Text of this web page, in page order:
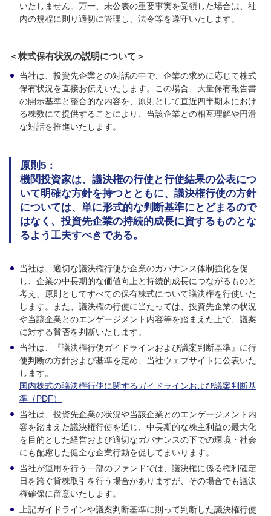
いたしません。万一、未公表の重要事実を受領した場合は、社
内の規程に則り適切に管理し、法令等を遵守いたします。
＜株式保有状況の説明について＞
当社は、投資先企業との対話の中で、企業の求めに応じて株式
保有状況を直接お伝えいたします。この場合、大量保有報告書
の開示基準と整合的な内容を、原則として直近四半期末におけ
る株数にて提供することにより、当該企業との相互理解や円滑
な対話を推進いたします。
原則5：
機関投資家は、議決権の行使と行使結果の公表につ
いて明確な方針を持つとともに、議決権行使の方針
については、単に形式的な判断基準にとどまるので
はなく、投資先企業の持続的成長に資するものとな
るよう工夫すべきである。
当社は、適切な議決権行使が企業のガバナンス体制強化を促
し、企業の中長期的な価値向上と持続的成長につながるものと
考え、原則としてすべての保有株式について議決権を行使いた
します。また、議決権の行使に当たっては、投資先企業の状況
や当該企業とのエンゲージメント内容等を踏まえた上で、議案
に対する賛否を判断いたします。
当社は、『議決権行使ガイドラインおよび議案判断基準』に行
使判断の方針および基準を定め、当社ウェブサイトに公表いた
します。
国内株式の議決権行使に関するガイドラインおよび議案判断基
準（PDF）
当社は、投資先企業の状況や当該企業とのエンゲージメント内
容を踏まえた議決権行使を通じ、中長期的な株主利益の最大化
を目的とした経営および適切なガバナンスの下での環境・社会
にも配慮した健全な企業行動を促してまいります。
当社が運用を行う一部のファンドでは、議決権に係る権利確定
日を跨ぐ貸株取引を行う場合がありますが、その場合でも議決
権確保に留意いたします。
上記ガイドラインや議案判断基準に則って判断した議決権行使